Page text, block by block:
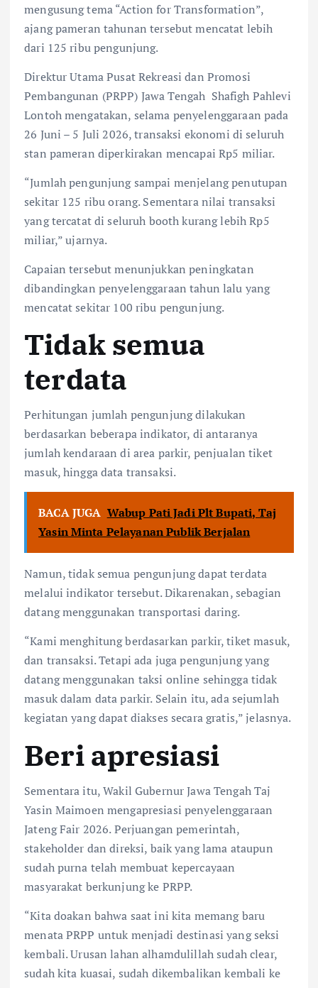
mengusung tema “Action for Transformation”,
ajang pameran tahunan tersebut mencatat lebih
dari 125 ribu pengunjung.
Direktur Utama Pusat Rekreasi dan Promosi
Pembangunan (PRPP) Jawa Tengah Shafigh Pahlevi
Lontoh mengatakan, selama penyelenggaraan pada
26 Juni – 5 Juli 2026, transaksi ekonomi di seluruh
stan pameran diperkirakan mencapai Rp5 miliar.
“Jumlah pengunjung sampai menjelang penutupan
sekitar 125 ribu orang. Sementara nilai transaksi
yang tercatat di seluruh booth kurang lebih Rp5
miliar,” ujarnya.
Capaian tersebut menunjukkan peningkatan
dibandingkan penyelenggaraan tahun lalu yang
mencatat sekitar 100 ribu pengunjung.
Tidak semua
terdata
Perhitungan jumlah pengunjung dilakukan
berdasarkan beberapa indikator, di antaranya
jumlah kendaraan di area parkir, penjualan tiket
masuk, hingga data transaksi.
BACA JUGA Wabup Pati Jadi Plt Bupati, Taj
Yasin Minta Pelayanan Publik Berjalan
Namun, tidak semua pengunjung dapat terdata
melalui indikator tersebut. Dikarenakan, sebagian
datang menggunakan transportasi daring.
“Kami menghitung berdasarkan parkir, tiket masuk,
dan transaksi. Tetapi ada juga pengunjung yang
datang menggunakan taksi online sehingga tidak
masuk dalam data parkir. Selain itu, ada sejumlah
kegiatan yang dapat diakses secara gratis,” jelasnya.
Beri apresiasi
Sementara itu, Wakil Gubernur Jawa Tengah Taj
Yasin Maimoen mengapresiasi penyelenggaraan
Jateng Fair 2026. Perjuangan pemerintah,
stakeholder dan direksi, baik yang lama ataupun
sudah purna telah membuat kepercayaan
masyarakat berkunjung ke PRPP.
“Kita doakan bahwa saat ini kita memang baru
menata PRPP untuk menjadi destinasi yang seksi
kembali. Urusan lahan alhamdulillah sudah clear,
sudah kita kuasai, sudah dikembalikan kembali ke